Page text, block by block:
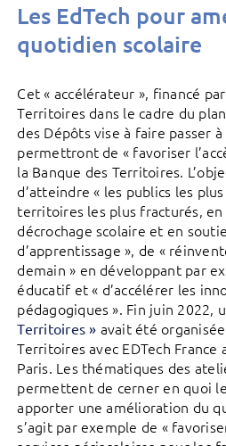
Les EdTech pour
quotidien scolaire
Cet « accélérateur », financé
Territoires dans le cadre du
des Dépôts vise à faire passer
permettront de « favoriser
la Banque des Territoires.
d’atteindre « les publics les
territoires les plus fracturés,
décrochage scolaire et en
d’apprentissage », de «
demain » en développant par
éducatif et « d’accélérer les
pédagogiques ». Fin juin 2022,
Territoires » avait été
Territoires avec EDTech France
Paris. Les thématiques des
permettent de cerner en quoi
apporter une amélioration du
s’agit par exemple de «